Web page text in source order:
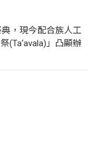
，現今配合族人工
(Ta‘avala)」凸顯辦